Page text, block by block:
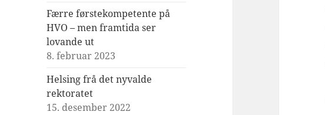
Færre førstekompetente på
HVO – men framtida ser
lovande ut
8. februar 2023
Helsing frå det nyvalde
rektoratet
15. desember 2022